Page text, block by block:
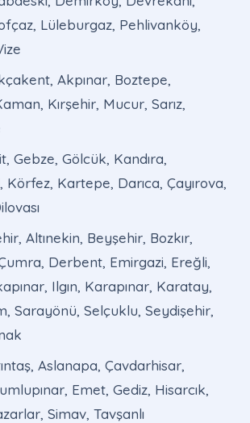
Lüleburgaz, Pehlivanköy,
Akpınar, Boztepe,
Kırşehir, Mucur, Sarız,
Gebze, Gölcük, Kandıra,
Kartepe, Darıca, Çayırova,
Altınekin, Beyşehir, Bozkır,
Derbent, Emirgazi, Ereğli,
Ilgın, Karapınar, Karatay,
Sarayönü, Selçuklu, Seydişehir,
Aslanapa, Çavdarhisar,
Emet, Gediz, Hisarcık,
Simav, Tavşanlı